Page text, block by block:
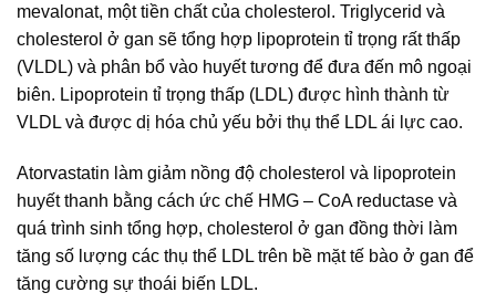
mevalonat, một tiền chất của cholesterol. Triglycerid và
cholesterol ở gan sẽ tổng hợp lipoprotein tỉ trọng rất thấp
(VLDL) và phân bổ vào huyết tương để đưa đến mô ngoại
biên. Lipoprotein tỉ trọng thấp (LDL) được hình thành từ
VLDL và được dị hóa chủ yếu bởi thụ thể LDL ái lực cao.
Atorvastatin làm giảm nồng độ cholesterol và lipoprotein
huyết thanh bằng cách ức chế HMG – CoA reductase và
quá trình sinh tổng hợp, cholesterol ở gan đồng thời làm
tăng số lượng các thụ thể LDL trên bề mặt tế bào ở gan để
tăng cường sự thoái biến LDL.